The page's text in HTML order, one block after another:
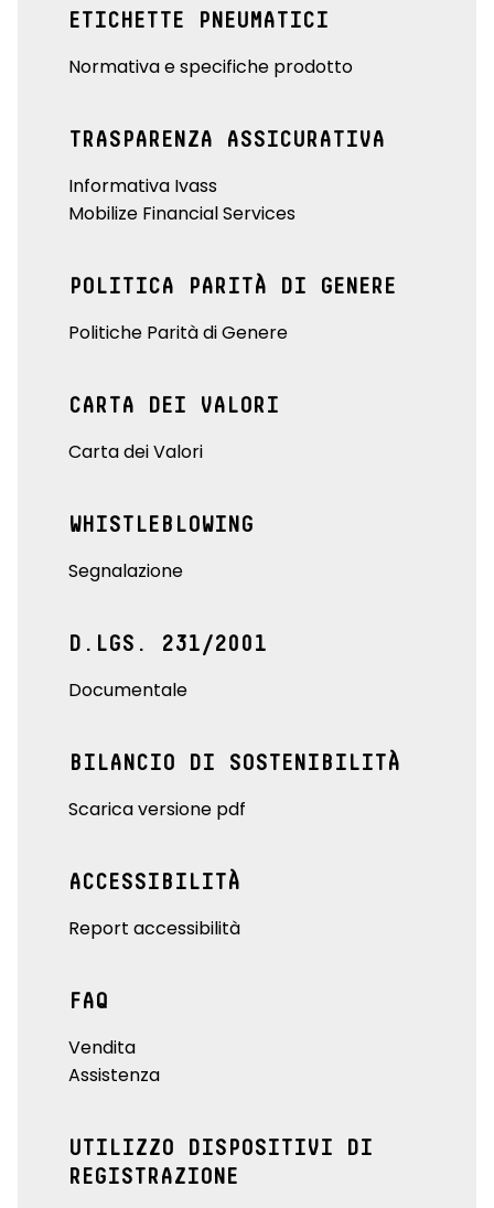
ETICHETTE PNEUMATICI
Normativa e specifiche prodotto
TRASPARENZA ASSICURATIVA
Informativa Ivass
Mobilize Financial Services
POLITICA PARITÀ DI GENERE
Politiche Parità di Genere
CARTA DEI VALORI
Carta dei Valori
WHISTLEBLOWING
Segnalazione
D.LGS. 231/2001
Documentale
BILANCIO DI SOSTENIBILITÀ
Scarica versione pdf
ACCESSIBILITÀ
Report accessibilità
FAQ
Vendita
Assistenza
UTILIZZO DISPOSITIVI DI
REGISTRAZIONE